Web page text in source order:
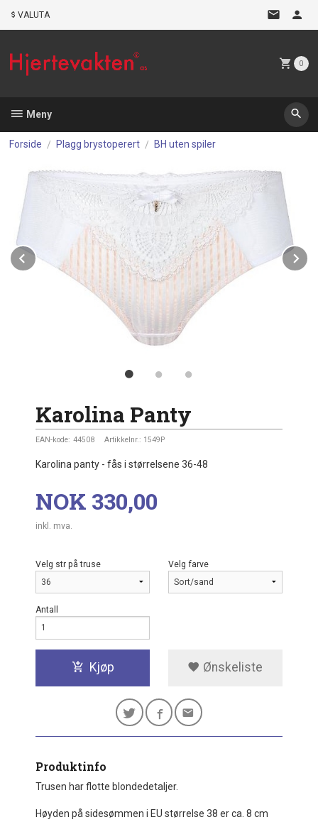
VALUTA
0
Meny
Forside Plagg brystoperert BH uten spiler
Prev
Karolina Panty
EAN-kode: 44508 Artikkelnr.: 1549P
Karolina panty - fås i størrelsene 36-48
Pris
NOK 330,00
inkl. mva.
Velg str på truse Velg farve
Antall
Kjøp Ønskeliste
Produktinfo
Trusen har flotte blondedetaljer.
Høyden på sidesømmen i EU størrelse 38 er ca. 8 cm